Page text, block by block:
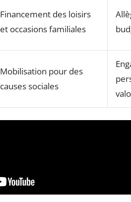
Financement des loisirs
et occasions familiales
Mobilisation pour des
causes sociales